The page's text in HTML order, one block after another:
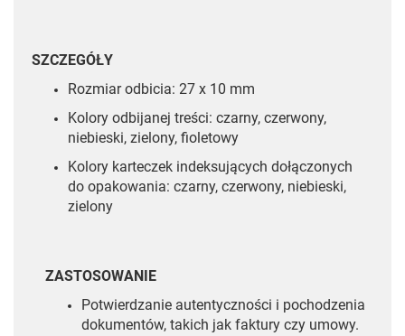
SZCZEGÓŁY
Rozmiar odbicia: 27 x 10 mm
Kolory odbijanej treści: czarny, czerwony,
niebieski, zielony, fioletowy
Kolory karteczek indeksujących dołączonych
do opakowania: czarny, czerwony, niebieski,
zielony
ZASTOSOWANIE
Potwierdzanie autentyczności i pochodzenia
dokumentów, takich jak faktury czy umowy.